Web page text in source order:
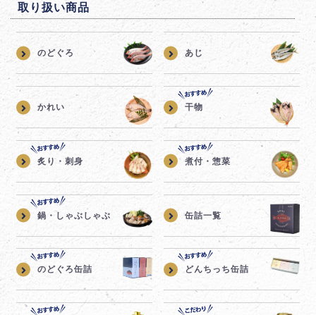
取り扱い商品
のどぐろ あじ
かれい 干物
炙り・刺身 煮付・惣菜
鍋・しゃぶしゃぶ 缶詰一覧
のどぐろ缶詰 どんちっち缶詰